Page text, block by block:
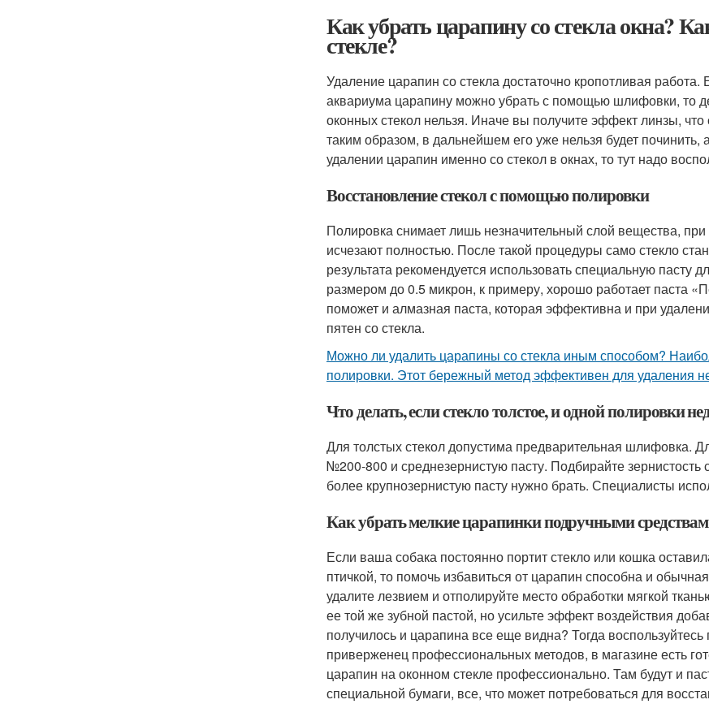
Как убрать царапину со стекла окна?
стекле?
Удаление царапин со стекла достаточно кропотливая
аквариума царапину можно убрать с помощью шлифовки, то
оконных стекол нельзя. Иначе вы получите эффект линзы,
таким образом, в дальнейшем его уже нельзя будет починить,
удалении царапин именно со стекол в окнах, то тут надо
Восстановление стекол с помощью полировки
Полировка снимает лишь незначительный слой вещества,
исчезают полностью. После такой процедуры само стекло
результата рекомендуется использовать специальную пасту
размером до 0.5 микрон, к примеру, хорошо работает паста
поможет и алмазная паста, которая эффективна и при
пятен со стекла.
Можно ли удалить царапины со стекла иным способом?
полировки. Этот бережный метод эффективен для удаления
Что делать, если стекло толстое, и одной полировки
Для толстых стекол допустима предварительная шлифовка.
№200-800 и среднезернистую пасту. Подбирайте
более крупнозернистую пасту нужно брать. Специалисты
Как убрать мелкие царапинки подручными
Если ваша собака постоянно портит стекло или кошка
птичкой, то помочь избавиться от царапин способна и
удалите лезвием и отполируйте место обработки мягкой
ее той же зубной пастой, но усильте эффект воздействия
получилось и царапина все еще видна? Тогда
приверженец профессиональных методов, в магазине есть
царапин на оконном стекле профессионально. Там будут и
специальной бумаги, все, что может потребоваться для